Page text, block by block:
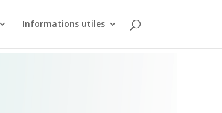
Informations utiles